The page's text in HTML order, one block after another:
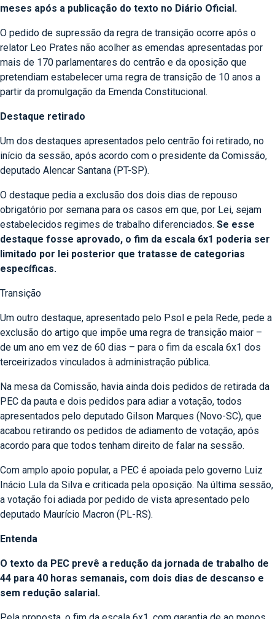
meses após a publicação do texto no Diário Oficial.
O pedido de supressão da regra de transição ocorre após o
relator Leo Prates não acolher as emendas apresentadas por
mais de 170 parlamentares do centrão e da oposição que
pretendiam estabelecer uma regra de transição de 10 anos a
partir da promulgação da Emenda Constitucional.
Destaque retirado
Um dos destaques apresentados pelo centrão foi retirado, no
início da sessão, após acordo com o presidente da Comissão,
deputado Alencar Santana (PT-SP).
O destaque pedia a exclusão dos dois dias de repouso
obrigatório por semana para os casos em que, por Lei, sejam
estabelecidos regimes de trabalho diferenciados. Se esse
destaque fosse aprovado, o fim da escala 6x1 poderia ser
limitado por lei posterior que tratasse de categorias
específicas.
Transição
Um outro destaque, apresentado pelo Psol e pela Rede, pede a
exclusão do artigo que impõe uma regra de transição maior –
de um ano em vez de 60 dias – para o fim da escala 6x1 dos
terceirizados vinculados à administração pública.
Na mesa da Comissão, havia ainda dois pedidos de retirada da
PEC da pauta e dois pedidos para adiar a votação, todos
apresentados pelo deputado Gilson Marques (Novo-SC), que
acabou retirando os pedidos de adiamento de votação, após
acordo para que todos tenham direito de falar na sessão.
Com amplo apoio popular, a PEC é apoiada pelo governo Luiz
Inácio Lula da Silva e criticada pela oposição. Na última sessão,
a votação foi adiada por pedido de vista apresentado pelo
deputado Maurício Macron (PL-RS).
Entenda
O texto da PEC prevê a redução da jornada de trabalho de
44 para 40 horas semanais, com dois dias de descanso e
sem redução salarial.